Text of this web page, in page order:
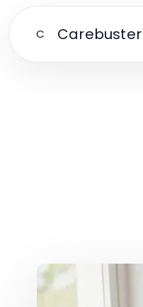
C Carebuster